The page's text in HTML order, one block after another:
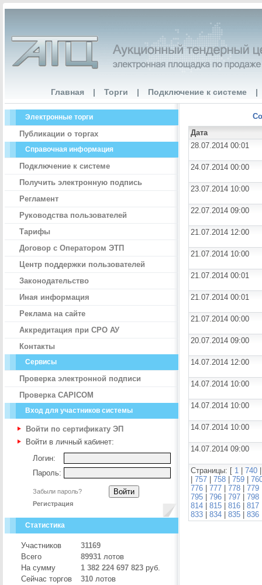
Главная | Торги | Подключение к системе |
Электронные торги
Публикации о торгах
Справочная информация
Подключение к системе
Получить электронную подпись
Регламент
Руководства пользователей
Тарифы
Договор с Оператором ЭТП
Центр поддержки пользователей
Законодательство
Иная информация
Реклама на сайте
Аккредитация при СРО АУ
Контакты
Сервисы
Проверка электронной подписи
Проверка CAPICOM
Вход для участников системы
Войти по сертификату ЭП
Войти в личный кабинет:
Логин:
Пароль:
Забыли пароль?
Регистрация
Статистика
Участников
31169
Всего
89931 лотов
На сумму
1 382 224 697 823 руб.
Сейчас торгов
310 лотов
Дата
28.07.2014 00:01
24.07.2014 00:00
23.07.2014 10:00
22.07.2014 09:00
21.07.2014 12:00
21.07.2014 10:00
21.07.2014 00:01
21.07.2014 00:01
21.07.2014 00:00
20.07.2014 09:00
14.07.2014 12:00
14.07.2014 10:00
14.07.2014 10:00
14.07.2014 10:00
14.07.2014 09:00
Страницы: [ 1 740
757 758 759
776
777 778 779
795
796 797 798
814
815 816 817
833
834 835 836